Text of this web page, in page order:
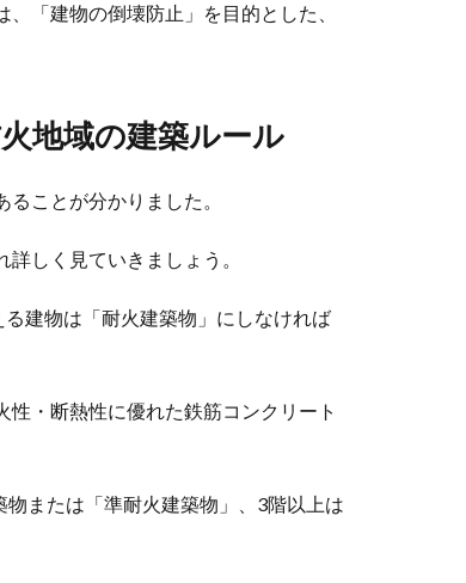
「建物の倒壊防止」を目的とした、
地域の建築ルール
ことが分かりました。
しく見ていきましょう。
建物は「耐火建築物」にしなければ
性・断熱性に優れた鉄筋コンクリート
または「準耐火建築物」、3階以上は